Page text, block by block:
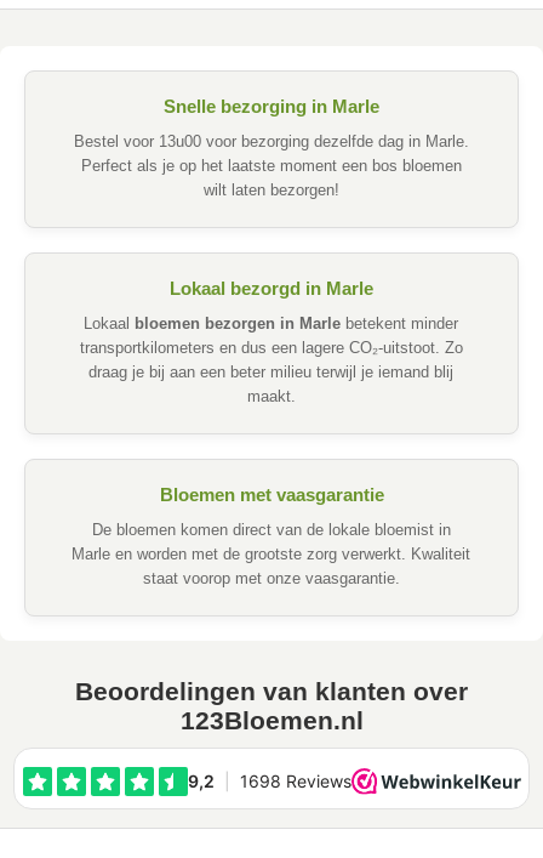
Snelle bezorging in Marle
Bestel voor 13u00 voor bezorging dezelfde dag in Marle.
Perfect als je op het laatste moment een bos bloemen
wilt laten bezorgen!
Lokaal bezorgd in Marle
Lokaal bloemen bezorgen in Marle betekent minder
transportkilometers en dus een lagere CO₂-uitstoot. Zo
draag je bij aan een beter milieu terwijl je iemand blij
maakt.
Bloemen met vaasgarantie
De bloemen komen direct van de lokale bloemist in
Marle en worden met de grootste zorg verwerkt. Kwaliteit
staat voorop met onze vaasgarantie.
Beoordelingen van klanten over
123Bloemen.nl